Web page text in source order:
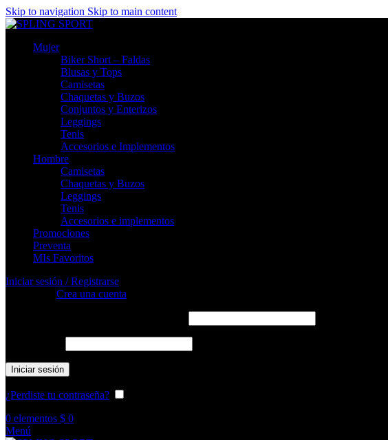
Skip to navigation Skip to main content
Mujer
Biker Short – Faldas
Blusas y Tops
Camisetas
Chaquetas y Buzos
Conjuntos y Enterizos
Leggings
Tenis
Accesorios e Implementos
Hombre
Camisetas
Chaquetas y Buzos
Leggings
Tenis
Accesorios e implementos
Promociones
Preventa
MIs Favoritos
Iniciar sesión / Registrarse
Crea una cuenta
Iniciar sesión
¿Perdiste tu contraseña?
0 elementos $ 0
Menú